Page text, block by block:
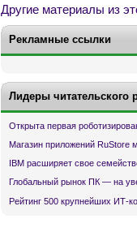
Другие материалы из
Рекламные ссылки
Лидеры читательского
Открыта первая
Магазин приложений RuStore
IBM расширяет свое
Глобальный рынок ПК — на
Рейтинг 500 крупнейших ИТ-